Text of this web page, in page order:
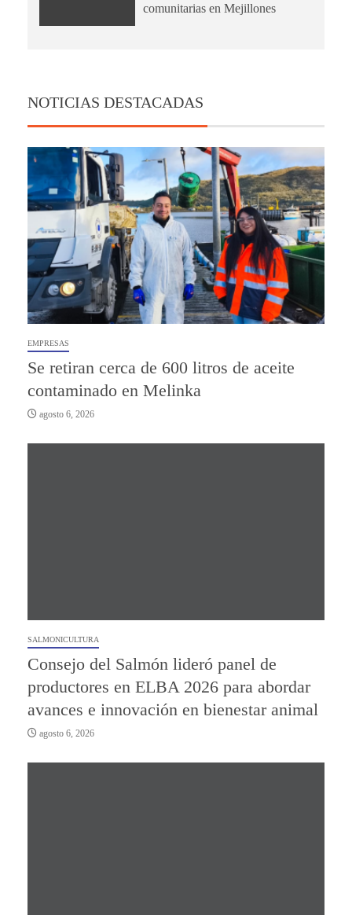
comunitarias en Mejillones
NOTICIAS DESTACADAS
EMPRESAS
Se retiran cerca de 600 litros de aceite
contaminado en Melinka
agosto 6, 2026
SALMONICULTURA
Consejo del Salmón lideró panel de
productores en ELBA 2026 para abordar
avances e innovación en bienestar animal
agosto 6, 2026